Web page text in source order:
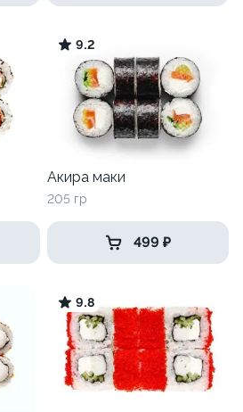
9.2
Акира маки
205 гр
499 ₽
9.8